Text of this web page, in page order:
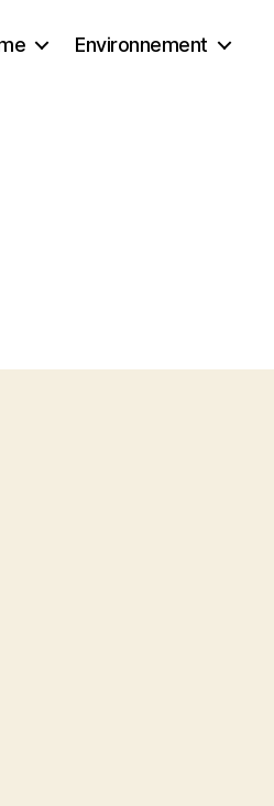
Environnement